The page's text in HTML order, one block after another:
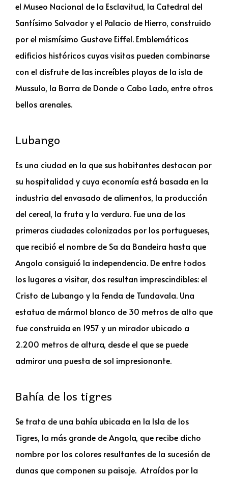
el Museo Nacional de la Esclavitud, la Catedral del
Santísimo Salvador y el Palacio de Hierro, construido
por el mismísimo Gustave Eiffel. Emblemáticos
edificios históricos cuyas visitas pueden combinarse
con el disfrute de las increíbles playas de la isla de
Mussulo, la Barra de Donde o Cabo Lado, entre otros
bellos arenales.
Lubango
Es una ciudad en la que sus habitantes destacan por
su hospitalidad y cuya economía está basada en la
industria del envasado de alimentos, la producción
del cereal, la fruta y la verdura. Fue una de las
primeras ciudades colonizadas por los portugueses,
que recibió el nombre de Sa da Bandeira hasta que
Angola consiguió la independencia. De entre todos
los lugares a visitar, dos resultan imprescindibles: el
Cristo de Lubango y la Fenda de Tundavala. Una
estatua de mármol blanco de 30 metros de alto que
fue construida en 1957 y un mirador ubicado a
2.200 metros de altura, desde el que se puede
admirar una puesta de sol impresionante.
Bahía de los tigres
Se trata de una bahía ubicada en la Isla de los
Tigres, la más grande de Angola, que recibe dicho
nombre por los colores resultantes de la sucesión de
dunas que componen su paisaje. Atraídos por la